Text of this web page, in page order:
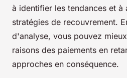
à identifier les tendances et à
stratégies de recouvrement.
d'analyse, vous pouvez
raisons des paiements en
approches en conséquence.